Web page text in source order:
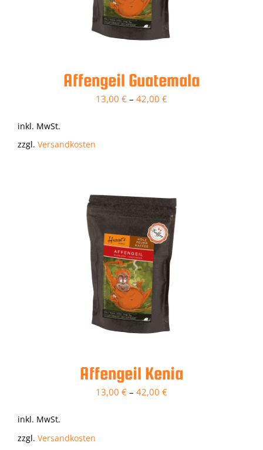
Affengeil Guatemala
13,00 € – 42,00 €
inkl. MwSt.
zzgl. Versandkosten
Affengeil Kenia
13,00 € – 42,00 €
inkl. MwSt.
zzgl. Versandkosten